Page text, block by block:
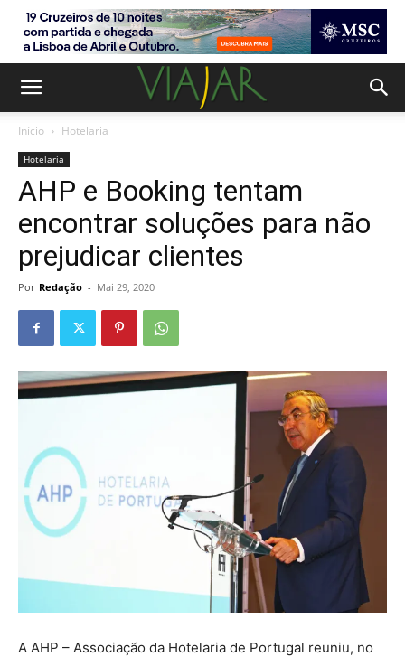
Início Hotelaria
Hotelaria
AHP e Booking tentam
encontrar soluções para não
prejudicar clientes
Por Redação - Mai 29, 2020
A AHP – Associação da Hotelaria de Portugal reuniu, no